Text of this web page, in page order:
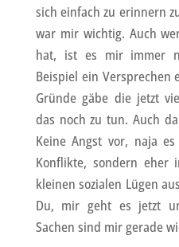
sich einfach zu erinnern
war mir wichtig. Auch
hat, ist es mir immer
Beispiel ein Versprechen
Gründe gäbe die jetzt
das noch zu tun. Auch
Keine Angst vor, naja
Konflikte, sondern eher
kleinen sozialen Lügen
Du, mir geht es jetzt
Sachen sind mir gerade